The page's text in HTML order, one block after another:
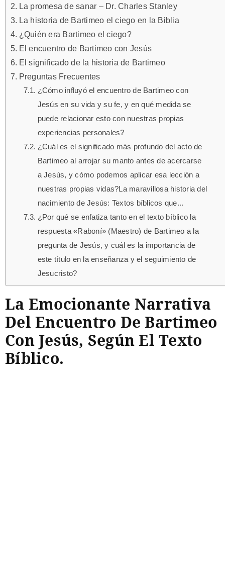
La promesa de sanar – Dr. Charles Stanley
La historia de Bartimeo el ciego en la Biblia
¿Quién era Bartimeo el ciego?
El encuentro de Bartimeo con Jesús
El significado de la historia de Bartimeo
Preguntas Frecuentes
¿Cómo influyó el encuentro de Bartimeo con
Jesús en su vida y su fe, y en qué medida se
puede relacionar esto con nuestras propias
experiencias personales?
¿Cuál es el significado más profundo del acto de
Bartimeo al arrojar su manto antes de acercarse
a Jesús, y cómo podemos aplicar esa lección a
nuestras propias vidas?La maravillosa historia del
nacimiento de Jesús: Textos bíblicos que...
¿Por qué se enfatiza tanto en el texto bíblico la
respuesta «Raboní» (Maestro) de Bartimeo a la
pregunta de Jesús, y cuál es la importancia de
este título en la enseñanza y el seguimiento de
Jesucristo?
La Emocionante Narrativa
Del Encuentro De Bartimeo
Con Jesús, Según El Texto
Bíblico.